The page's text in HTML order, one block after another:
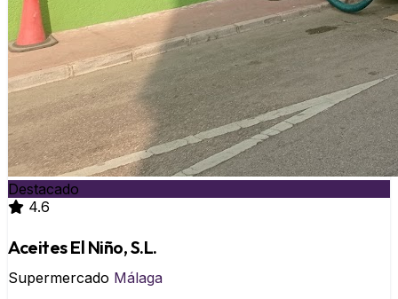
Destacado
4.6
Aceites El Niño, S.L.
Supermercado Málaga